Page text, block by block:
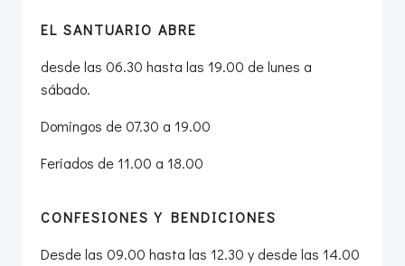
EL SANTUARIO ABRE
desde las 06.30 hasta las 19.00 de lunes a
sábado.
Domingos de 07.30 a 19.00
Feriados de 11.00 a 18.00
CONFESIONES Y BENDICIONES
Desde las 09.00 hasta las 12.30 y desde las 14.00